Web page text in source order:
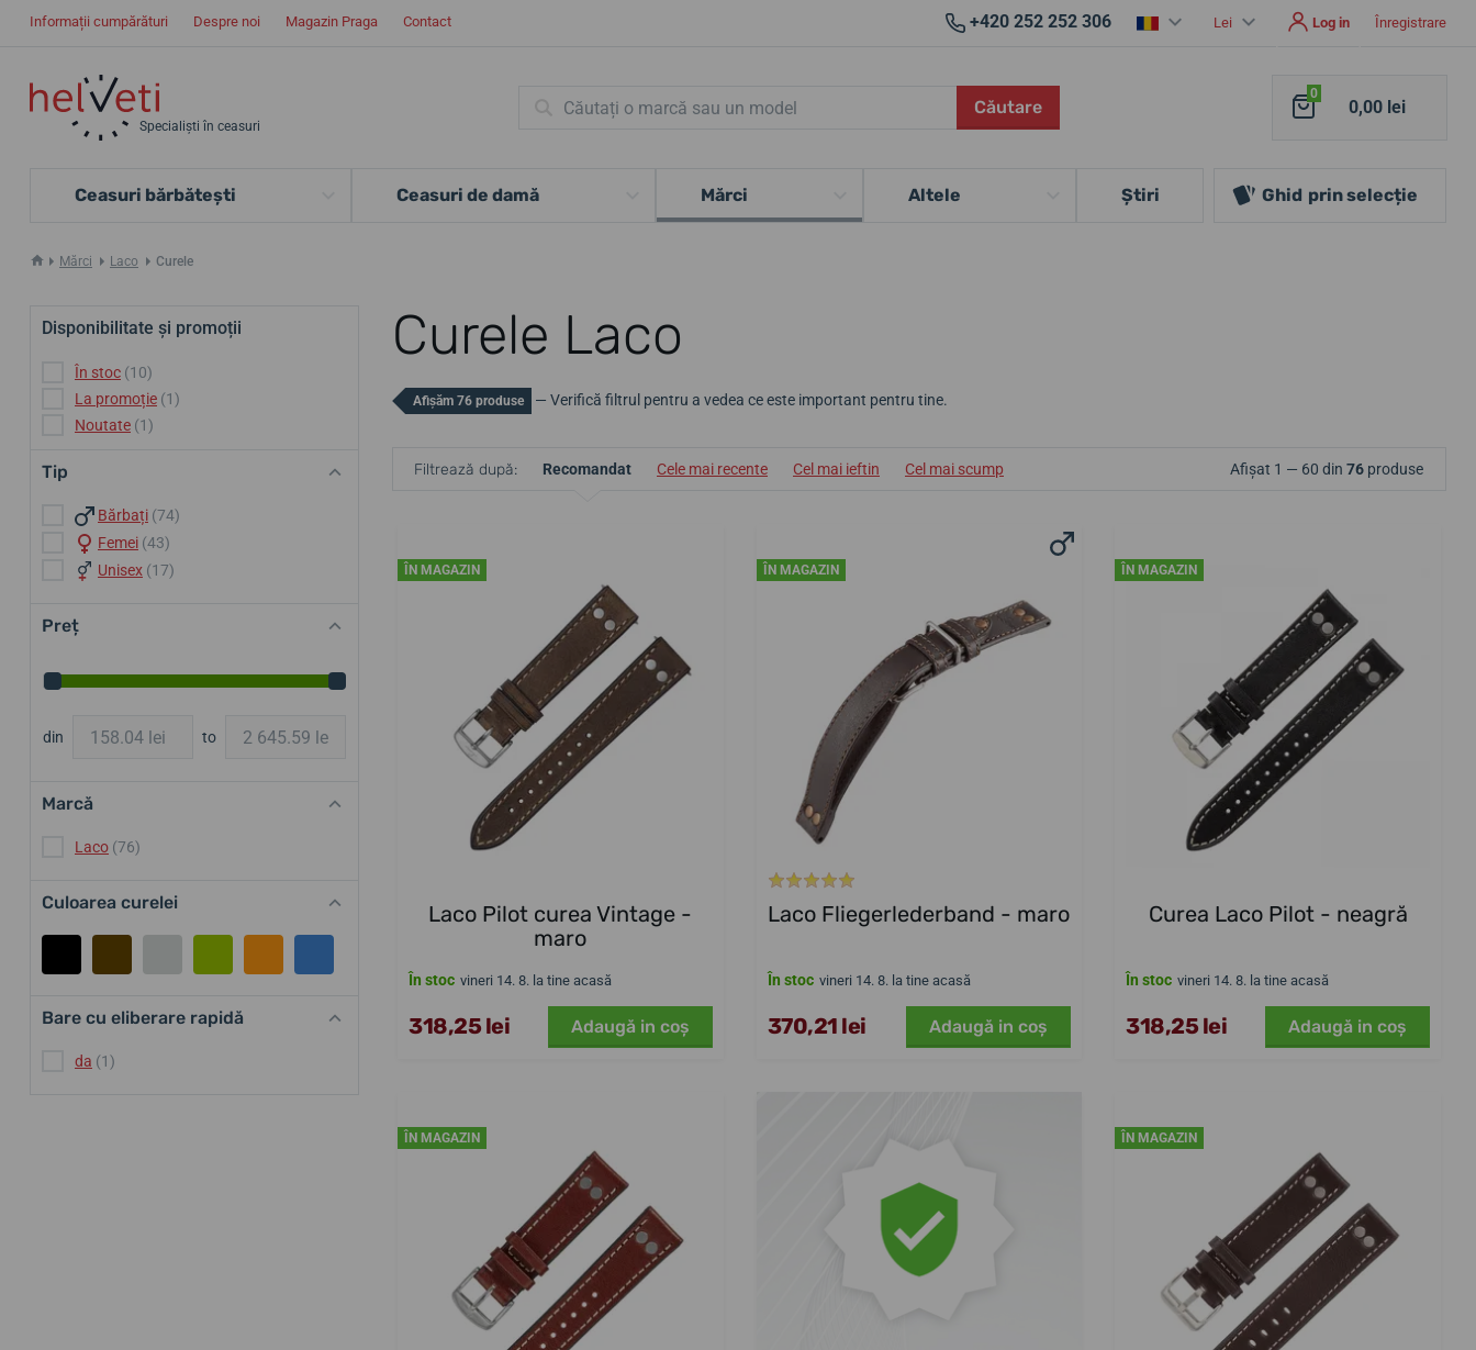
Informații cumpărături Despre noi Magazin Praga Contact +420 252 252 306 Lei Log in Înregistrare
Specialiști în ceasuri
Căutare
0
0,00 lei
Ceasuri bărbătești Ceasuri de damă Mărci Altele Ştiri Ghid prin selecție
Mărci Laco Curele
Curele Laco
Disponibilitate și promoții
În stoc (10)
La promoție (1)
Noutate (1)
Tip
Bărbați (74)
Femei (43)
Unisex (17)
Preț
din to
Marcă
Laco (76)
Culoarea curelei
Bare cu eliberare rapidă
da (1)
Afișăm 76 produse — Verifică filtrul pentru a vedea ce este important pentru tine.
Filtrează după: Recomandat Cele mai recente Cel mai ieftin Cel mai scump Afișat 1 — 60 din 76 produse
ÎN MAGAZIN
Laco Pilot curea Vintage -
maro
În stoc vineri 14. 8. la tine acasă
318,25 lei Adaugă in coş
ÎN MAGAZIN
Laco Fliegerlederband - maro
În stoc vineri 14. 8. la tine acasă
370,21 lei Adaugă in coş
ÎN MAGAZIN
Curea Laco Pilot - neagră
În stoc vineri 14. 8. la tine acasă
318,25 lei Adaugă in coş
ÎN MAGAZIN ÎN MAGAZIN